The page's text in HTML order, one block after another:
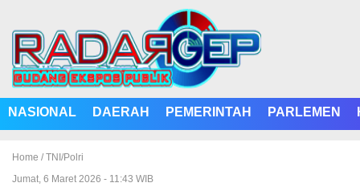
NASIONAL DAERAH PEMERINTAH PARLEMEN
Home / TNI/Polri
Jumat, 6 Maret 2026 - 11:43 WIB